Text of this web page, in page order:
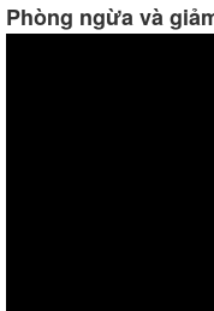
Phòng ngừa và